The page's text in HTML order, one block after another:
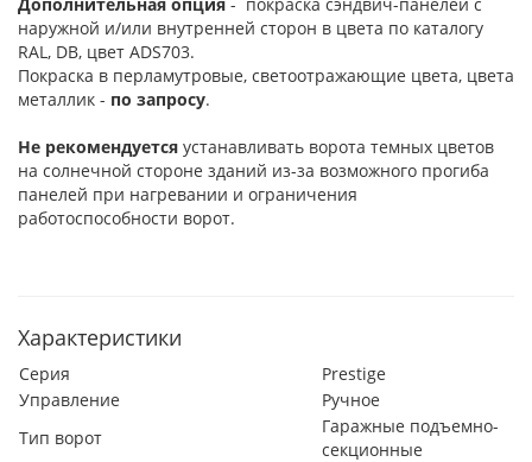
наружной и/или внутренней сторон в цвета по каталогу
RAL, DB, цвет ADS703.
Покраска в перламутровые, светоотражающие цвета, цвета
металлик - по запросу.
Не рекомендуется устанавливать ворота темных цветов
на солнечной стороне зданий из-за возможного прогиба
панелей при нагревании и ограничения
работоспособности ворот.
Характеристики
Серия
Prestige
Управление
Ручное
Тип ворот
Гаражные подъемно-
секционные